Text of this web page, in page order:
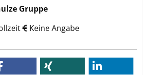
Gruppe
Keine Angabe